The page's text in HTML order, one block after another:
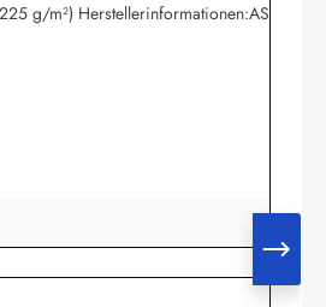
g/m²) Herstellerinformationen:AS